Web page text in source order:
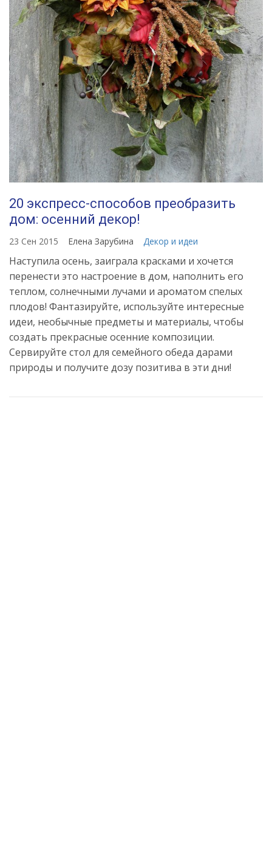
20 экспресс-способов преобразить
дом: осенний декор!
23 Сен 2015 Елена Зарубина Декор и идеи
Наступила осень, заиграла красками и хочется
перенести это настроение в дом, наполнить его
теплом, солнечными лучами и ароматом спелых
плодов! Фантазируйте, используйте интересные
идеи, необычные предметы и материалы, чтобы
создать прекрасные осенние композиции.
Сервируйте стол для семейного обеда дарами
природы и получите дозу позитива в эти дни!